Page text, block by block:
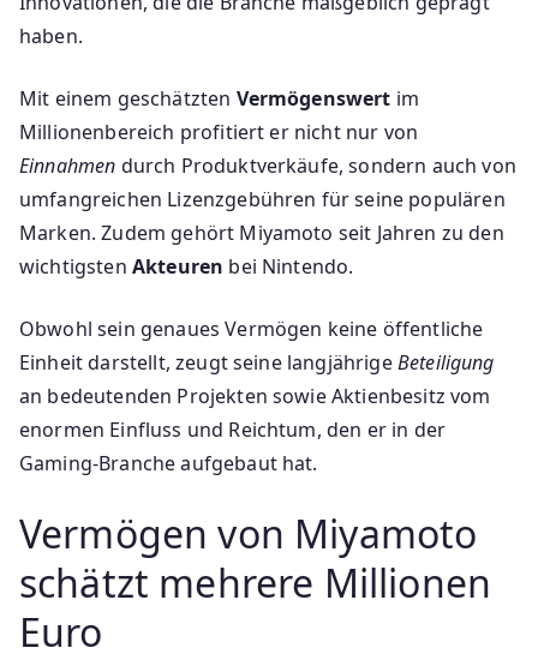
haben.
Mit einem geschätzten Vermögenswert im
Millionenbereich profitiert er nicht nur von
Einnahmen durch Produktverkäufe, sondern auch von
umfangreichen Lizenzgebühren für seine populären
Marken. Zudem gehört Miyamoto seit Jahren zu den
wichtigsten Akteuren bei Nintendo.
Obwohl sein genaues Vermögen keine öffentliche
Einheit darstellt, zeugt seine langjährigeBeteiligung
an bedeutenden Projekten sowie Aktienbesitz vom
enormen Einfluss und Reichtum, den er in der
Gaming-Branche aufgebaut hat.
Vermögen von Miyamoto
schätzt mehrere Millionen
Euro